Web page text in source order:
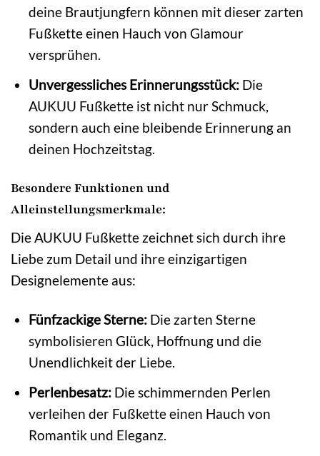
deine Brautjungfern können mit dieser zarten
Fußkette einen Hauch von Glamour
versprühen.
Unvergessliches Erinnerungsstück:Die
AUKUU Fußkette ist nicht nur Schmuck,
sondern auch eine bleibende Erinnerung an
deinen Hochzeitstag.
Besondere Funktionen und
Alleinstellungsmerkmale:
Die AUKUU Fußkette zeichnet sich durch ihre
Liebe zum Detail und ihre einzigartigen
Designelemente aus:
Fünfzackige Sterne:Die zarten Sterne
symbolisieren Glück, Hoffnung und die
Unendlichkeit der Liebe.
Perlenbesatz:Die schimmernden Perlen
verleihen der Fußkette einen Hauch von
Romantik und Eleganz.